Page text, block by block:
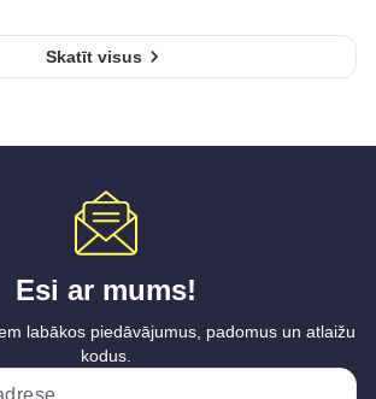
Skatīt visus
Esi ar mums!
labākos piedāvājumus, padomus un atlaižu
kodus.